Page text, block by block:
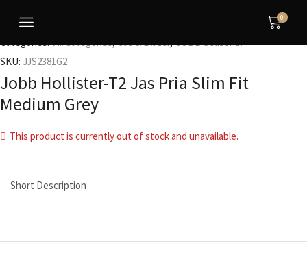
0
Categories:All Categories,Jas & Blazer,JOBB Seasonal
SKU: JJS2381G2
Jobb Hollister-T2 Jas Pria Slim Fit
Medium Grey
This product is currently out of stock and unavailable.
Short Description